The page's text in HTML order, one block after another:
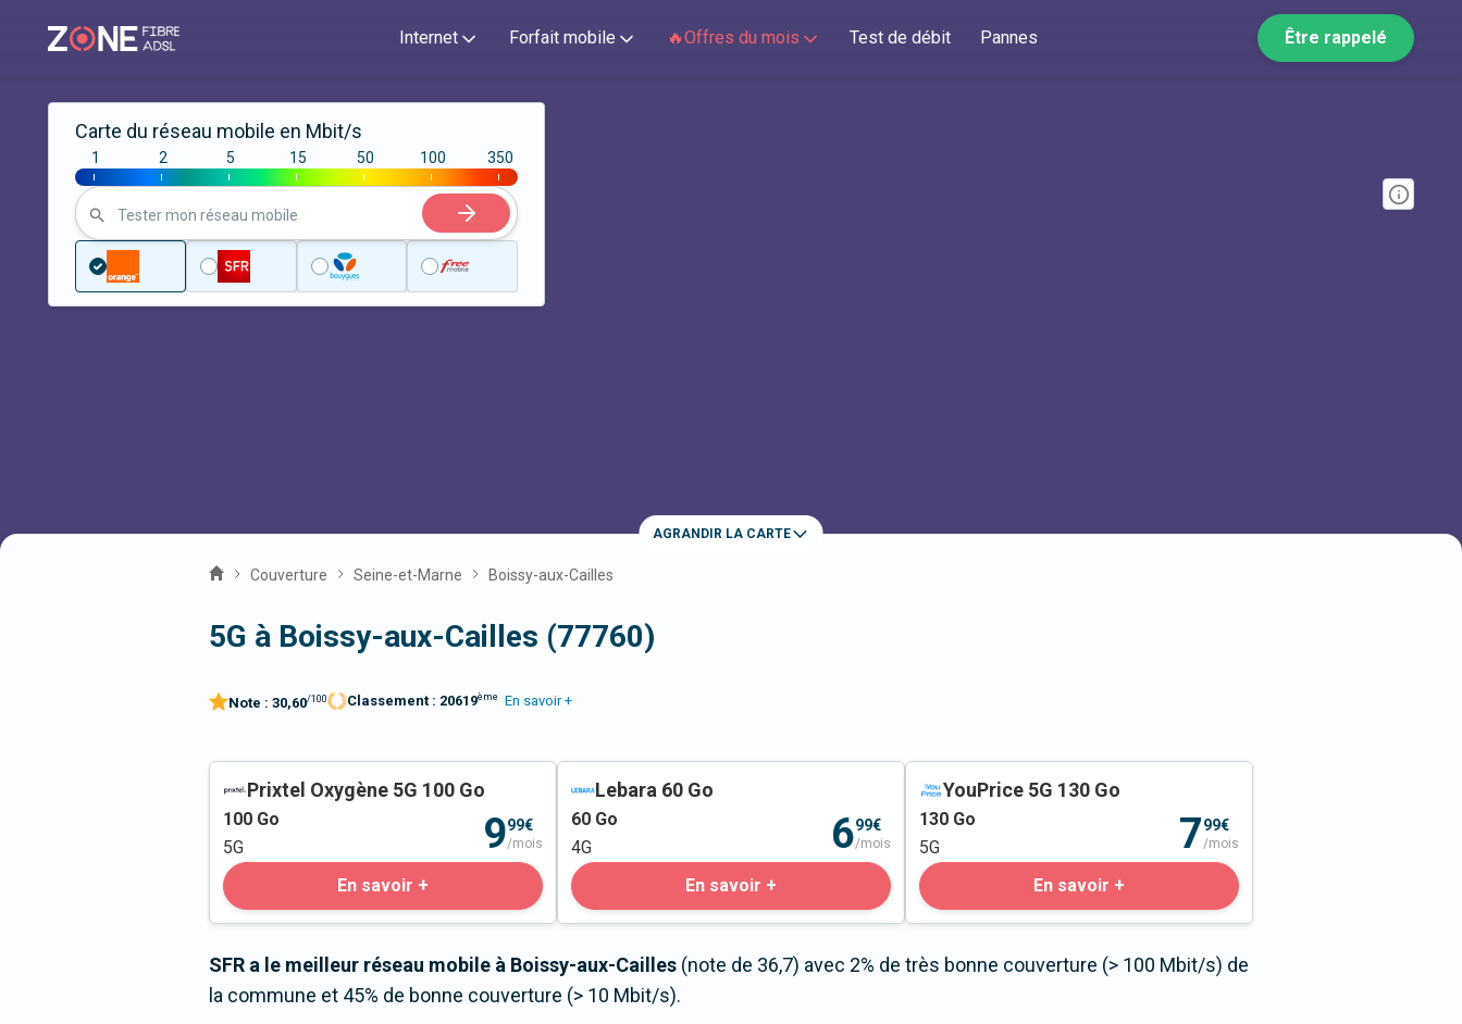
Internet Forfait mobile 🔥Offres du mois Test de débit Pannes Être rappelé
Carte du réseau mobile en Mbit/s
|
1
|
2
|
5
|
15
|
50
|
100
|
350
Tester mon réseau mobile
AGRANDIR LA CARTE
Couverture Seine-et-Marne Boissy-aux-Cailles
5G à Boissy-aux-Cailles (77760)
Note : 30,60/100 Classement : 20619ème En savoir +
Prixtel Oxygène 5G 100 Go
100 Go
5G
999€
/mois
En savoir +
Lebara 60 Go
60 Go
4G
699€
/mois
En savoir +
YouPrice 5G 130 Go
130 Go
5G
799€
/mois
En savoir +
SFR a le meilleur réseau mobile à Boissy-aux-Cailles (note de 36,7) avec 2% de très bonne couverture (> 100 Mbit/s) de
la commune et 45% de bonne couverture (> 10 Mbit/s).